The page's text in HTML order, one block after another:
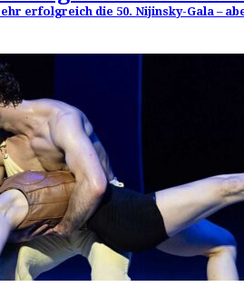
erfolgreich die 50. Nijinsky-Gala –